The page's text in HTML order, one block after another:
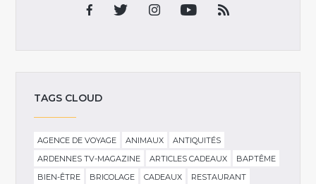
TAGS CLOUD
AGENCE DE VOYAGE ANIMAUX
ANTIQUITÉS
ARDENNES TV-MAGAZINE
ARTICLES CADEAUX
BAPTÊME
BIEN-ÊTRE
BRICOLAGE CADEAUX
RESTAURANT